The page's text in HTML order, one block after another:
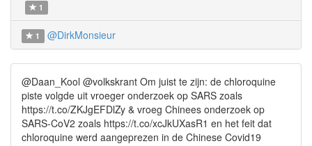
1
1 @DirkMonsieur
@Daan_Kool @volkskrant Om juist te zijn: de chloroquine
piste volgde uit vroeger onderzoek op SARS zoals
https://t.co/ZKJgEFDlZy & vroeg Chinees onderzoek op
SARS-CoV2 zoals https://t.co/xcJkUXasR1 en het feit dat
chloroquine werd aangeprezen in de Chinese Covid19